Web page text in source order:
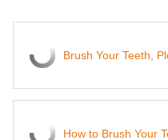
Brush Your Teeth,
How to Brush Your